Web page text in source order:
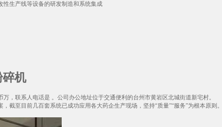
性生产线等设备的研发制造和系统集成
碎机
，联系人电话是 。公司办公地址位于交通便利的台州市黄岩区北城街道新宅村。
至目前几百套系统已成功应用各大药企生产现场，坚持“质量”“服务”为根本原则。